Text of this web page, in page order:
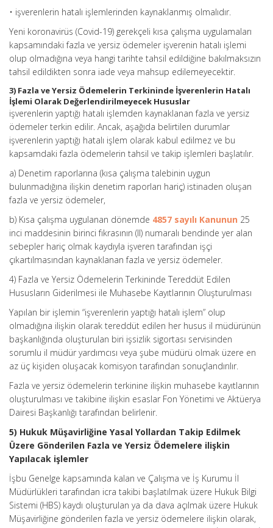
• işverenlerin hatalı işlemlerinden kaynaklanmış olmalıdır.
Yeni koronavirüs (Covid-19) gerekçeli kısa çalışma uygulamaları
kapsamındaki fazla ve yersiz ödemeler işverenin hatalı işlemi
olup olmadığına veya hangi tarihte tahsil edildiğine bakılmaksızın
tahsil edildikten sonra iade veya mahsup edilemeyecektir.
3) Fazla ve Yersiz Ödemelerin Terkininde İşverenlerin Hatalı
İşlemi Olarak Değerlendirilmeyecek Hususlar
işverenlerin yaptığı hatalı işlemden kaynaklanan fazla ve yersiz
ödemeler terkin edilir. Ancak, aşağıda belirtilen durumlar
işverenlerin yaptığı hatalı işlem olarak kabul edilmez ve bu
kapsamdaki fazla ödemelerin tahsil ve takip işlemleri başlatılır.
a) Denetim raporlarına (kısa çalışma talebinin uygun
bulunmadığına ilişkin denetim raporları hariç) istinaden oluşan
fazla ve yersiz ödemeler,
b) Kısa çalışma uygulanan dönemde 4857 sayılı Kanunun 25
inci maddesinin birinci fıkrasının (II) numaralı bendinde yer alan
sebepler hariç olmak kaydıyla işveren tarafından işçi
çıkartılmasından kaynaklanan fazla ve yersiz ödemeler.
4) Fazla ve Yersiz Ödemelerin Terkininde Tereddüt Edilen
Hususların Giderilmesi ile Muhasebe Kayıtlarının Oluşturulması
Yapılan bir işlemin “işverenlerin yaptığı hatalı işlem” olup
olmadığına ilişkin olarak tereddüt edilen her husus il müdürünün
başkanlığında oluşturulan biri işsizlik sigortası servisinden
sorumlu il müdür yardımcısı veya şube müdürü olmak üzere en
az üç kişiden oluşacak komisyon tarafından sonuçlandırılır.
Fazla ve yersiz ödemelerin terkinine ilişkin muhasebe kayıtlarının
oluşturulması ve takibine ilişkin esaslar Fon Yönetimi ve Aktüerya
Dairesi Başkanlığı tarafından belirlenir.
5) Hukuk Müşavirliğine Yasal Yollardan Takip Edilmek
Üzere Gönderilen Fazla ve Yersiz Ödemelere ilişkin
Yapılacak işlemler
İşbu Genelge kapsamında kalan ve Çalışma ve İş Kurumu İl
Müdürlükleri tarafından icra takibi başlatılmak üzere Hukuk Bilgi
Sistemi (HBS) kaydı oluşturulan ya da dava açılmak üzere Hukuk
Müşavirliğine gönderilen fazla ve yersiz ödemelere ilişkin olarak,